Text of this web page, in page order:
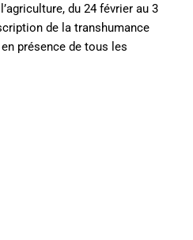
du 24 février au 3
de la transhumance
présence de tous les